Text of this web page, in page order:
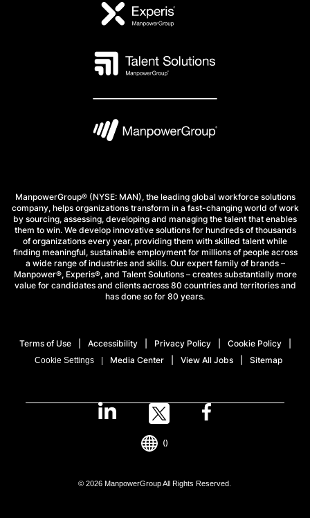
ManpowerGroup® (NYSE: MAN), the leading global workforce solutions
company, helps organizations transform in a fast-changing world of work
by sourcing, assessing, developing and managing the talent that enables
them to win. We develop innovative solutions for hundreds of thousands
of organizations every year, providing them with skilled talent while
finding meaningful, sustainable employment for millions of people across
a wide range of industries and skills. Our expert family of brands –
Manpower®, Experis®, and Talent Solutions – creates substantially more
value for candidates and clients across 80 countries and territories and
has done so for 80 years.
Terms of Use Accessibility Privacy Policy Cookie Policy
Cookie Settings Media Center View All Jobs Sitemap
© 2026 ManpowerGroup All Rights Reserved.
()